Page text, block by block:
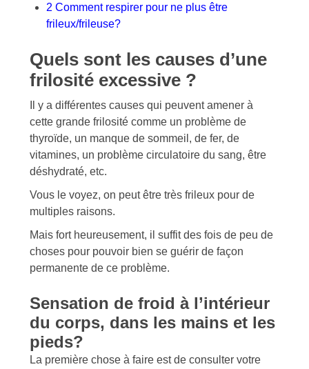
2 Comment respirer pour ne plus être
frileux/frileuse?
Quels sont les causes d’une
frilosité excessive ?
Il y a différentes causes qui peuvent amener à
cette grande frilosité comme un problème de
thyroïde, un manque de sommeil, de fer, de
vitamines, un problème circulatoire du sang, être
déshydraté, etc.
Vous le voyez, on peut être très frileux pour de
multiples raisons.
Mais fort heureusement, il suffit des fois de peu de
choses pour pouvoir bien se guérir de façon
permanente de ce problème.
Sensation de froid à l’intérieur
du corps, dans les mains et les
pieds?
La première chose à faire est de consulter votre